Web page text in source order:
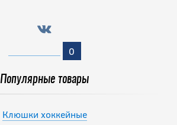
0
Популярные товары
Клюшки хоккейные